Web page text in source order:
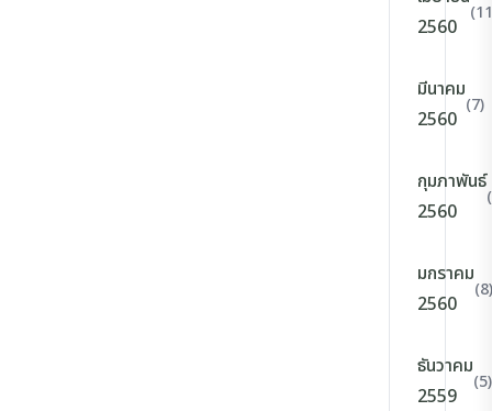
2560
มีนาคม
2560
(7)
กุมภาพันธ์
2560
มกราคม
2560
(8)
ธันวาคม
2559
(5)